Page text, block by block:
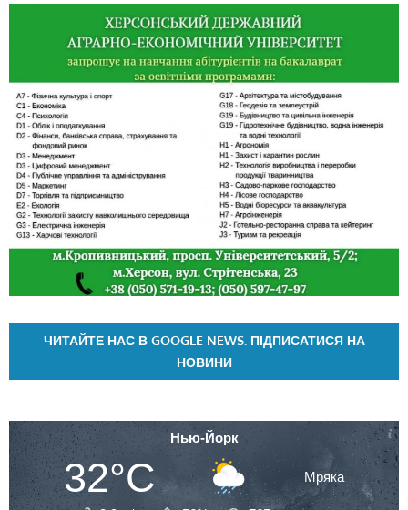
ЧИТАЙТЕ НАС В GOOGLE NEWS. ПІДПИСАТИСЯ НА
НОВИНИ
Нью-Йорк
32°C Мряка